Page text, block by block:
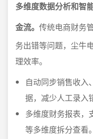
多维度数据分析和智
金流。 传统电商财务
务出错等问题，尘牛
理效率。
自动同步销售收入
据，减少人工录入
多维度财务报表，
等多维度拆分查看。